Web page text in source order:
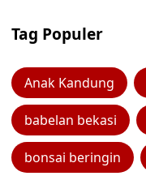
Tag Populer
Anak Kandung
babelan bekasi
bonsai beringin